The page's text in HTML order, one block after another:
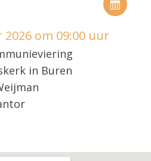
om 09:00 uur
in Buren